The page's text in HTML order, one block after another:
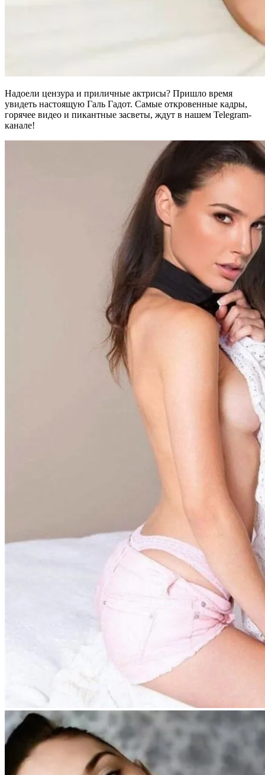
Надоели цензура и приличные актрисы? Пришло время
увидеть настоящую Галь Гадот. Самые откровенные кадры,
горячее видео и пикантные засветы, ждут в нашем Telegram-
канале!